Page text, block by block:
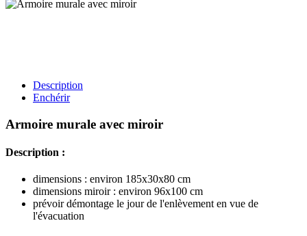
Description
Enchérir
Armoire murale avec miroir
Description :
dimensions : environ 185x30x80 cm
dimensions miroir : environ 96x100 cm
prévoir démontage le jour de l'enlèvement en vue de
l'évacuation